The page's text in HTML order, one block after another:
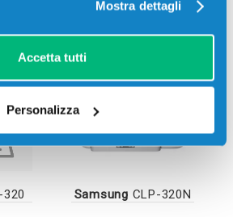
Mostra dettagli
Accetta tutti
Personalizza
320 Samsung CLP-320N